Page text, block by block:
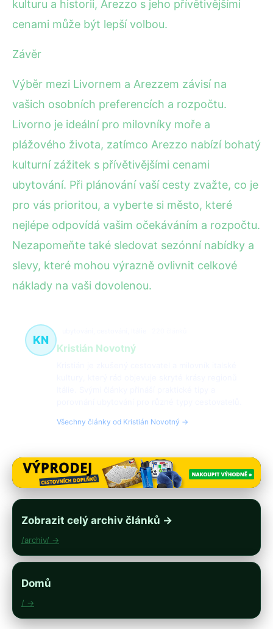
kulturu a historii, Arezzo s jeho přívětivějšími
cenami může být lepší volbou.
Závěr
Výběr mezi Livornem a Arezzem závisí na
vašich osobních preferencích a rozpočtu.
Livorno je ideální pro milovníky moře a
plážového života, zatímco Arezzo nabízí bohatý
kulturní zážitek s přívětivějšími cenami
ubytování. Při plánování vaší cesty zvažte, co je
pro vás prioritou, a vyberte si město, které
nejlépe odpovídá vašim očekáváním a rozpočtu.
Nezapomeňte také sledovat sezónní nabídky a
slevy, které mohou výrazně ovlivnit celkové
náklady na vaši dovolenou.
KN
Kristián Novotný
Všechny články od Kristián Novotný →
Zobrazit celý archiv článků →
/archiv/ →
Domů
/ →